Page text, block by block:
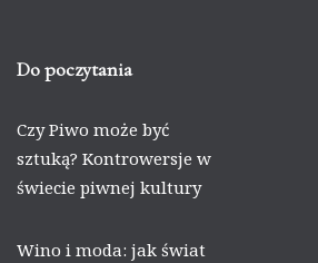
Do poczytania
Czy Piwo może być
sztuką? Kontrowersje w
świecie piwnej kultury
Wino i moda: jak świat